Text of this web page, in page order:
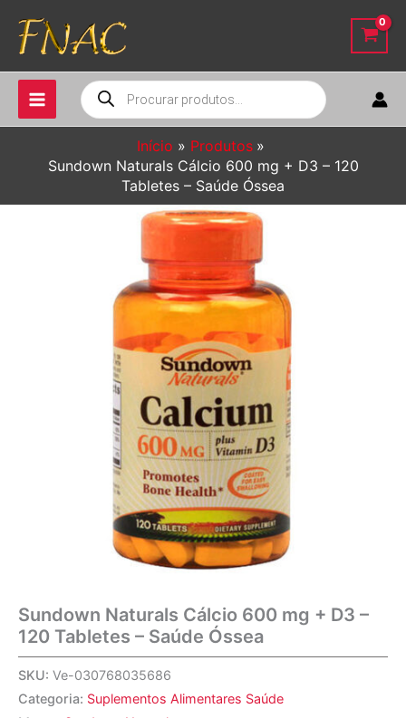
para
conteúdo
Pesquisar
produtos
Início
Produtos
Sundown Naturals Cálcio 600 mg + D3 – 120
Tabletes – Saúde Óssea
Sundown Naturals Cálcio 600 mg + D3 –
120 Tabletes – Saúde Óssea
SKU: Ve-030768035686
Categoria: Suplementos Alimentares Saúde